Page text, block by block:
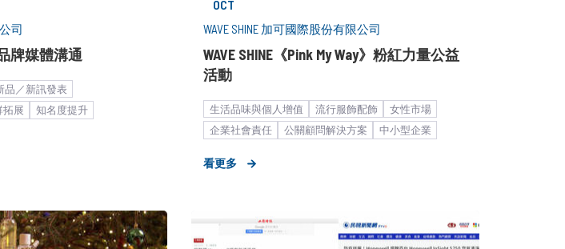
司
牌媒體溝通
品／新訊發表
拓展
知名度提升
OCT
WAVE SHINE 加可國際股份有限公司
WAVE SHINE《Pink My Way》粉紅力量公益
活動
生活品味與個人增值 流行服飾配飾
女性市場
企業社會責任
公關顧問解決方案
中小型企業
看更多